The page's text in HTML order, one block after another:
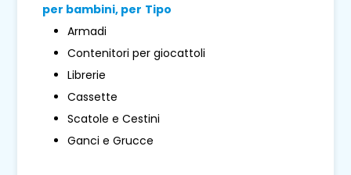
per bambini, per Tipo
Armadi
Contenitori per giocattoli
Librerie
Cassette
Scatole e Cestini
Ganci e Grucce